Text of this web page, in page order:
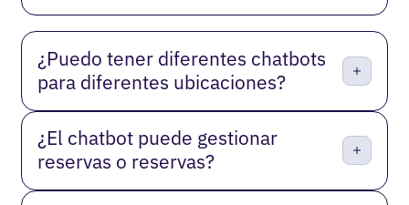
¿Puedo tener diferentes chatbots
para diferentes ubicaciones?
¿El chatbot puede gestionar
reservas o reservas?